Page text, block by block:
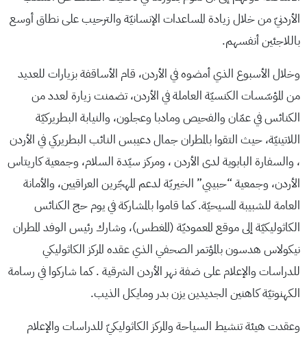
الأردنيّ من خلال زيادة المساعدات الإنسانيّة والترحيب على نطاق أوسع
باللاجئين أنفسهم.
وخلال الأسبوع الذي أمضوه في الأردن، قام الأساقفة بزيارات للعديد
من المؤسّسات الكنسيّة العاملة في الأردن، تضمنت زيارة لعدد من
الكنائس في عمّان والفحيص ومادبا وعجلون، والنيابة البطريركيّة
اللاتينيّة، حيث التقوا بالمطران جمال دعيبس النائب البطريركي في الأردن
، والسفارة البابوية لدى الأردن ، ومركز سيّدة السلام، وجمعية كاريتاس
الأردن، وجمعية “حبيبي” الخيريّة لدعم المهجّرين العراقيين، والأمانة
العامة للشبيبة المسيحيّة. كما قاموا بالمشاركة في يوم حج الكنائس
الكاثوليكيّة إلى موقع المعموديّة (المغطس)، وشارك رئيس الوفد المطران
نيكولاس هدسون بالمؤتمر الصحفي الذي عقده المركز الكاثوليكي
للدراسات والإعلام على ضفة نهر الأردن الشرقية . كما شاركوا في رسامة
الكهنوتيّة كاهنين الجديدين يزن بدر ومايكل الذيب.
وعقدت هيئة تنشيط السياحة والمركز الكاثوليكيّ للدراسات والإعلام